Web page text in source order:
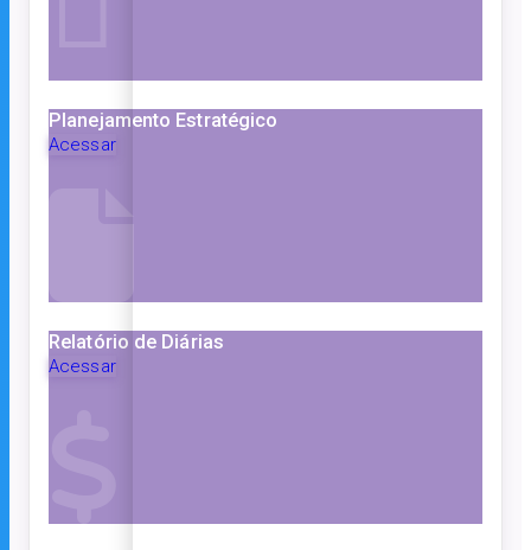
Planejamento Estratégico
Acessar
Relatório de Diárias
Acessar